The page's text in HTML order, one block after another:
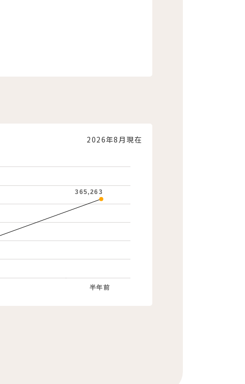
2026年8月現在
半年前
365,263